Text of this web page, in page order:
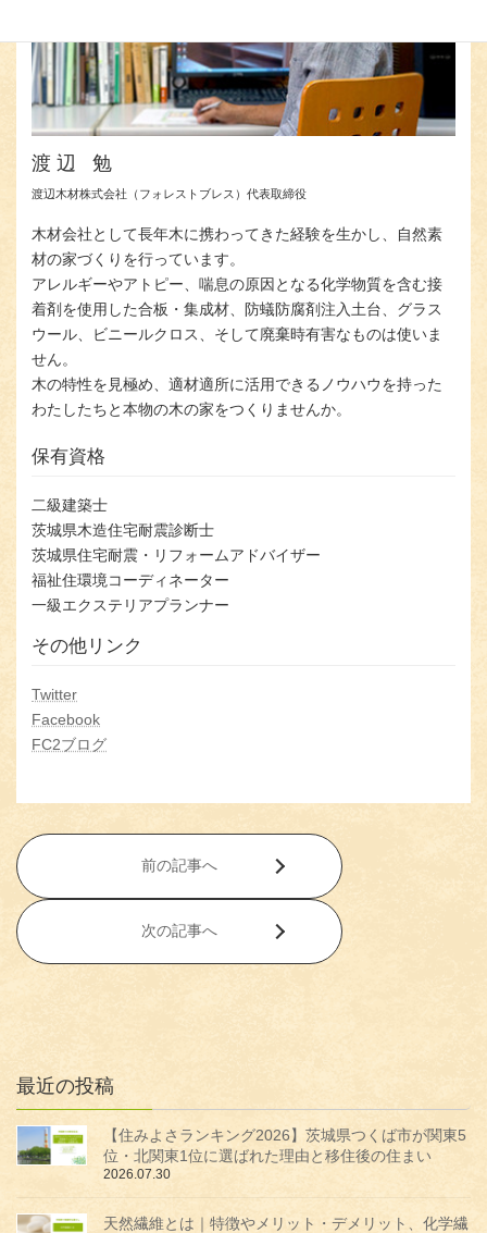
渡辺 勉
渡辺⽊材株式会社（フォレストブレス）代表取締役
⽊材会社として⻑年⽊に携わってきた経験を⽣かし、⾃然素
材の家づくりを⾏っています。
アレルギーやアトピー、喘息の原因となる化学物質を含む接
着剤を使用した合板・集成材、防蟻防腐剤注入土台、グラス
ウール、ビニールクロス、そして廃棄時有害なものは使いま
せん。
⽊の特性を⾒極め、適材適所に活⽤できるノウハウを持った
わたしたちと本物の⽊の家をつくりませんか。
保有資格
二級建築士
茨城県木造住宅耐震診断士
茨城県住宅耐震・リフォームアドバイザー
福祉住環境コーディネーター
一級エクステリアプランナー
その他リンク
Twitter
Facebook
FC2ブログ
前の記事へ
次の記事へ
最近の投稿
【住みよさランキング2026】茨城県つくば市が関東5
位・北関東1位に選ばれた理由と移住後の住まい
2026.07.30
天然繊維とは｜特徴やメリット・デメリット、化学繊